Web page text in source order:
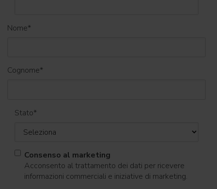
Nome*
Cognome*
Stato*
Consenso al marketing
Acconsento al trattamento dei dati per ricevere
informazioni commerciali e iniziative di marketing.